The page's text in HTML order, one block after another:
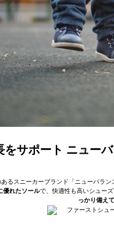
をサポート ニュー
るスニーカーブランド「ニューバラ
優れたソールで、快適性も高いシュー
っかり備えて